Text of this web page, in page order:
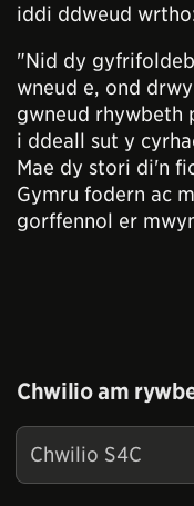
iddi ddweud
"Nid dy
wneud e, ond
gwneud rhywbeth
i ddeall sut y
Mae dy stori di'n
Gymru fodern ac
gorffennol er
Chwilio am